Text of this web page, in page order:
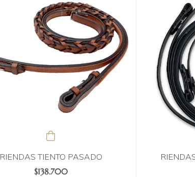
RIENDAS TIENTO PASADO
$138.700